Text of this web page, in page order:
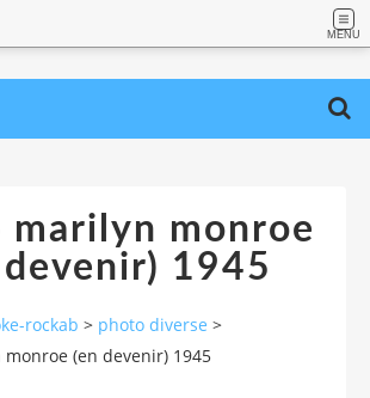
MENU
marilyn monroe
devenir) 1945
rockab > photo diverse >
(en devenir) 1945